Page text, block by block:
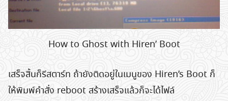
How to Ghost with Hiren’ Boot
เสร็จสิ้นก็รีสตาร์ท ถ้ายังติดอยู่ในเมนูของ Hiren’s Boot ก็
ให้พิมพ์คำสั่ง reboot สร้างเสร็จแล้วก็จะได้ไฟล์